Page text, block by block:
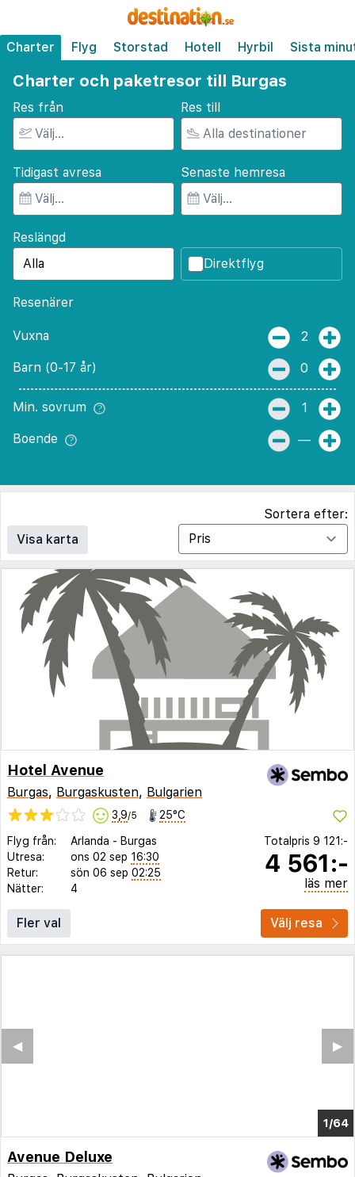
Charter Flyg Storstad Hotell Hyrbil Sista
Charter och paketresor till Burgas
Res från Res till
Tidigast avresa Senaste hemresa
Reslängd
Direktflyg
Resenärer
Vuxna 2
Barn (0-17 år) 0
Min. sovrum 1
Boende —
Visa karta
Sortera efter:
Hotel Avenue
Burgas, Burgaskusten, Bulgarien
3,9/5 25°C
Flyg från: Arlanda - Burgas
Utresa:
ons 02 sep 16:30
Retur:
sön 06 sep 02:25
Nätter:
4
Totalpris 9 121:-
4 561:-
läs mer
Fler val Välj resa
1/64
▶︎
◀︎
Avenue Deluxe